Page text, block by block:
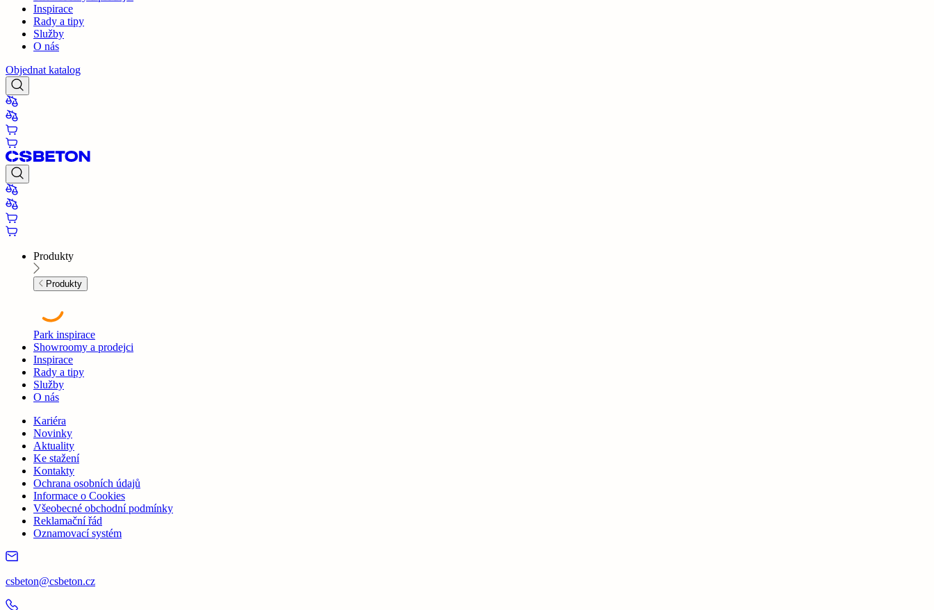
Inspirace
Rady a tipy
Služby
O nás
Objednat katalog
Produkty
Produkty
Park inspirace
Showroomy a prodejci
Inspirace
Rady a tipy
Služby
O nás
Kariéra
Novinky
Aktuality
Ke stažení
Kontakty
Ochrana osobních údajů
Informace o Cookies
Všeobecné obchodní podmínky
Reklamační řád
Oznamovací systém
csbeton@csbeton.cz